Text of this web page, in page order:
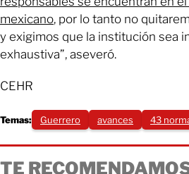
mexicano, por lo tanto no
y exigimos que la institución sea
exhaustiva”, aseveró.
CEHR
Temas: Guerrero avances 43
TE